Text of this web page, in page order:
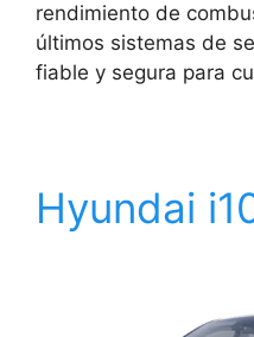
rendimiento de
últimos sistemas de
fiable y segura para
Hyundai